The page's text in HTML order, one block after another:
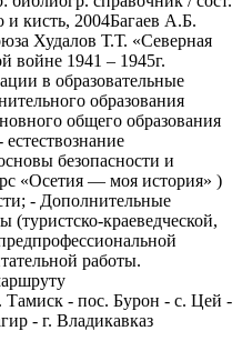
кисть, 2004Багаев А.Б.
Худалов Т.Т. «Северная
войне 1941 – 1945г.
в образовательные
образования
общего образования
безопасности и
«Осетия — моя история» )
- Дополнительные
(туристско-краеведческой,
работы.
Тамиск - пос. Бурон - с. Цей -
- г. Владикавказ